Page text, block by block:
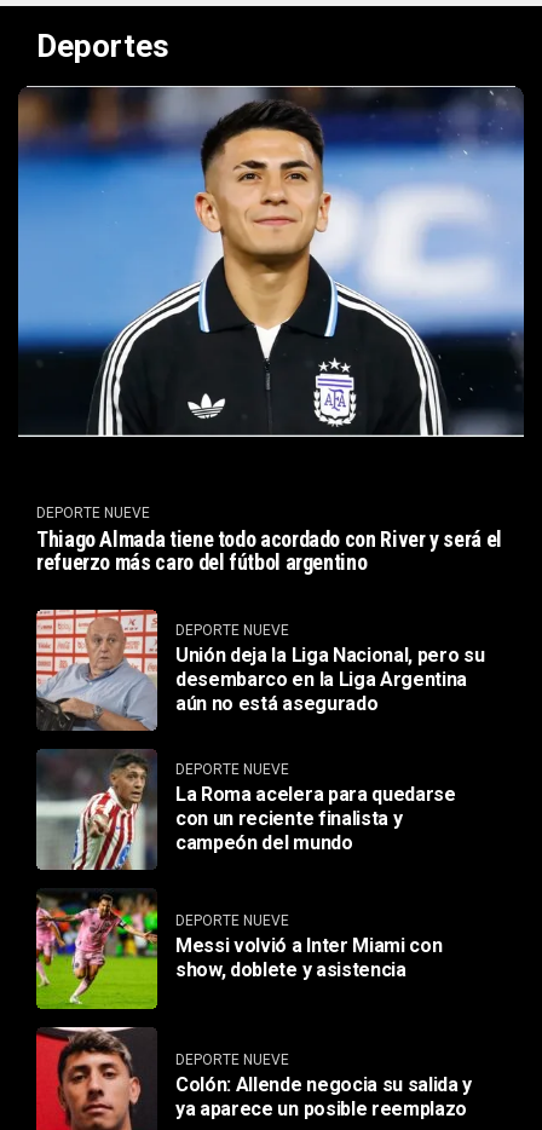
Deportes
DEPORTE NUEVE
Thiago Almada tiene todo acordado con River y será el
refuerzo más caro del fútbol argentino
DEPORTE NUEVE
Unión deja la Liga Nacional, pero su
desembarco en la Liga Argentina
aún no está asegurado
DEPORTE NUEVE
La Roma acelera para quedarse
con un reciente finalista y
campeón del mundo
DEPORTE NUEVE
Messi volvió a Inter Miami con
show, doblete y asistencia
DEPORTE NUEVE
Colón: Allende negocia su salida y
ya aparece un posible reemplazo